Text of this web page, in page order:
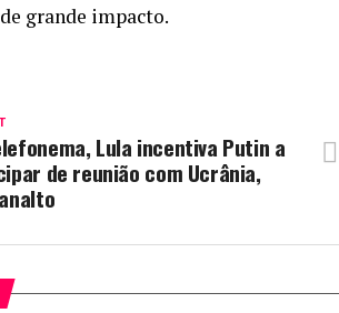
grande impacto.
Lula incentiva Putin a
de reunião com Ucrânia,